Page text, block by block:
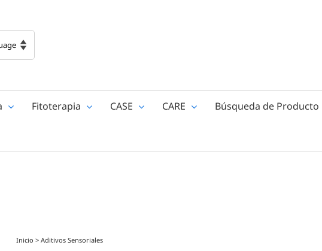
Fitoterapia CASE CARE Búsqueda de Producto
Inicio > Aditivos Sensoriales